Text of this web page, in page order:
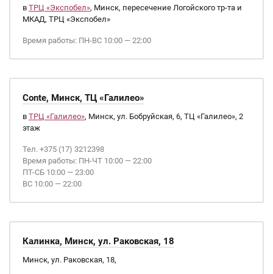
в ТРЦ «Экспобел», Минск, пересечение Логойского тр-та и
МКАД, ТРЦ «Экспобел»
Время работы: ПН-ВС 10:00 — 22:00
Conte, Минск, ТЦ «Галилео»
в ТРЦ «Галилео», Минск, ул. Бобруйская, 6, ТЦ «Галилео», 2
этаж
Тел. +375 (17) 3212398
Время работы: ПН-ЧТ 10:00 — 22:00
ПТ-СБ 10:00 — 23:00
ВС 10:00 — 22:00
Калинка, Минск, ул. Раковская, 18
Минск, ул. Раковская, 18,